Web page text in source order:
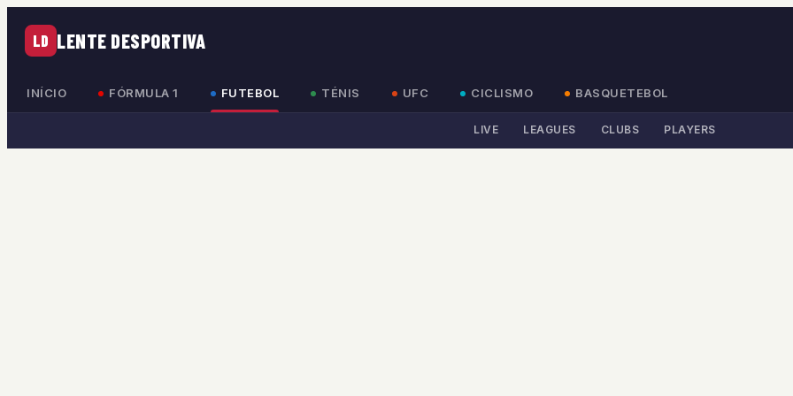
LD LENTE DESPORTIVA
INÍCIO FÓRMULA 1 FUTEBOL TÉNIS UFC CICLISMO BASQUETEBOL
LIVE LEAGUES CLUBS PLAYERS